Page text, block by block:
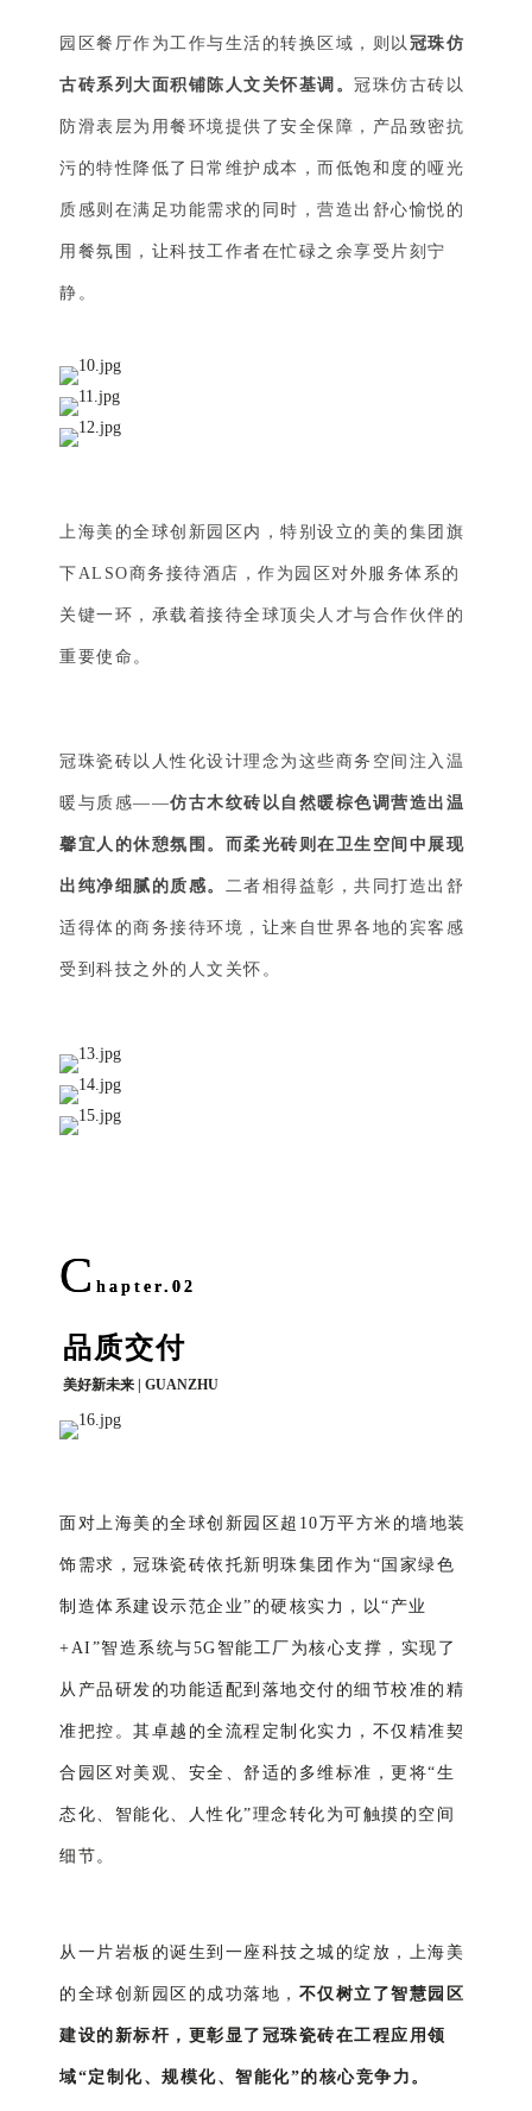
园区餐厅作为工作与生活的转换区域，则以 冠珠仿
古砖系列大面积铺陈人文关怀基调。 冠珠仿古砖以
防滑表层为用餐环境提供了安全保障，产品致密抗
污的特性降低了日常维护成本，而低饱和度的哑光
质感则在满足功能需求的同时，营造出舒心愉悦的
用餐氛围，让科技工作者在忙碌之余享受片刻宁
静。
上海美的全球创新园区内，特别设立的美的集团旗
下ALSO商务接待酒店，作为园区对外服务体系的
关键一环，承载着接待全球顶尖人才与合作伙伴的
重要使命。
冠珠瓷砖以人性化设计理念为这些商务空间注入温
暖与质感——仿古木纹砖以自然暖棕色调营造出温
馨宜人的休憩氛围。 而柔光砖则在卫生空间中展现
出纯净细腻的质感。 二者相得益彰，共同打造出舒
适得体的商务接待环境，让来自世界各地的宾客感
受到科技之外的人文关怀。
C hapter.02
品质交付
美好新未来 | GUANZHU
面对上海美的全球创新园区超10万平方米的墙地装
饰需求，冠珠瓷砖依托新明珠集团作为“国家绿色
制造体系建设示范企业”的硬核实力，以“产业
+AI ”智造系统与5G智能工厂为核心支撑，实现了
从产品研发的功能适配到落地交付的细节校准的精
准把控。其卓越的全流程定制化实力，不仅精准契
合园区对美观、安全、舒适的多维标准，更将“生
态化、智能化、人性化”理念转化为可触摸的空间
细节。
从一片岩板的诞生到一座科技之城的绽放，上海美
的全球创新园区的成功落地， 不仅树立了智慧园区
建设的新标杆，更彰显了冠珠瓷砖在工程应用领
域“定制化、规模化、智能化”的核心竞争力。